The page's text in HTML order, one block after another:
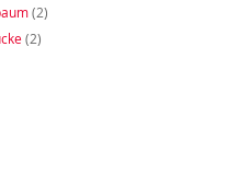
(2)
(2)